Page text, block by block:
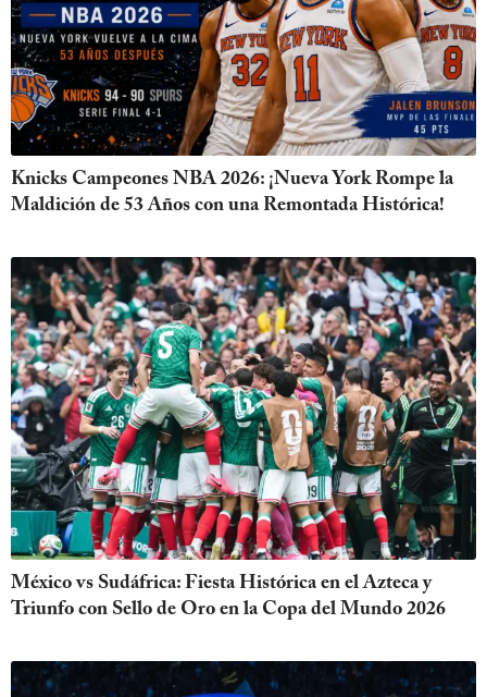
Knicks Campeones NBA 2026: ¡Nueva York Rompe la
Maldición de 53 Años con una Remontada Histórica!
México vs Sudáfrica: Fiesta Histórica en el Azteca y
Triunfo con Sello de Oro en la Copa del Mundo 2026